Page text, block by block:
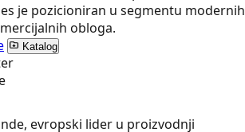
je pozicioniran u segmentu modernih
obloga.
Katalog
evropski lider u proizvodnji